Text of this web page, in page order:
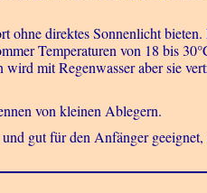
ohne direktes Sonnenlicht
Temperaturen von 18 bis
mit Regenwasser aber sie
von kleinen Ablegern.
gut für den Anfänger geeignet,